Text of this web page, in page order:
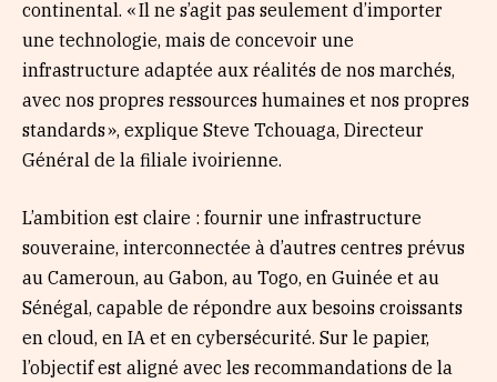
continental. « Il ne s’agit pas seulement d’importer
une technologie, mais de concevoir une
infrastructure adaptée aux réalités de nos marchés,
avec nos propres ressources humaines et nos propres
standards », explique Steve Tchouaga, Directeur
Général de la filiale ivoirienne.
L’ambition est claire : fournir une infrastructure
souveraine, interconnectée à d’autres centres prévus
au Cameroun, au Gabon, au Togo, en Guinée et au
Sénégal, capable de répondre aux besoins croissants
en cloud, en IA et en cybersécurité. Sur le papier,
l’objectif est aligné avec les recommandations de la